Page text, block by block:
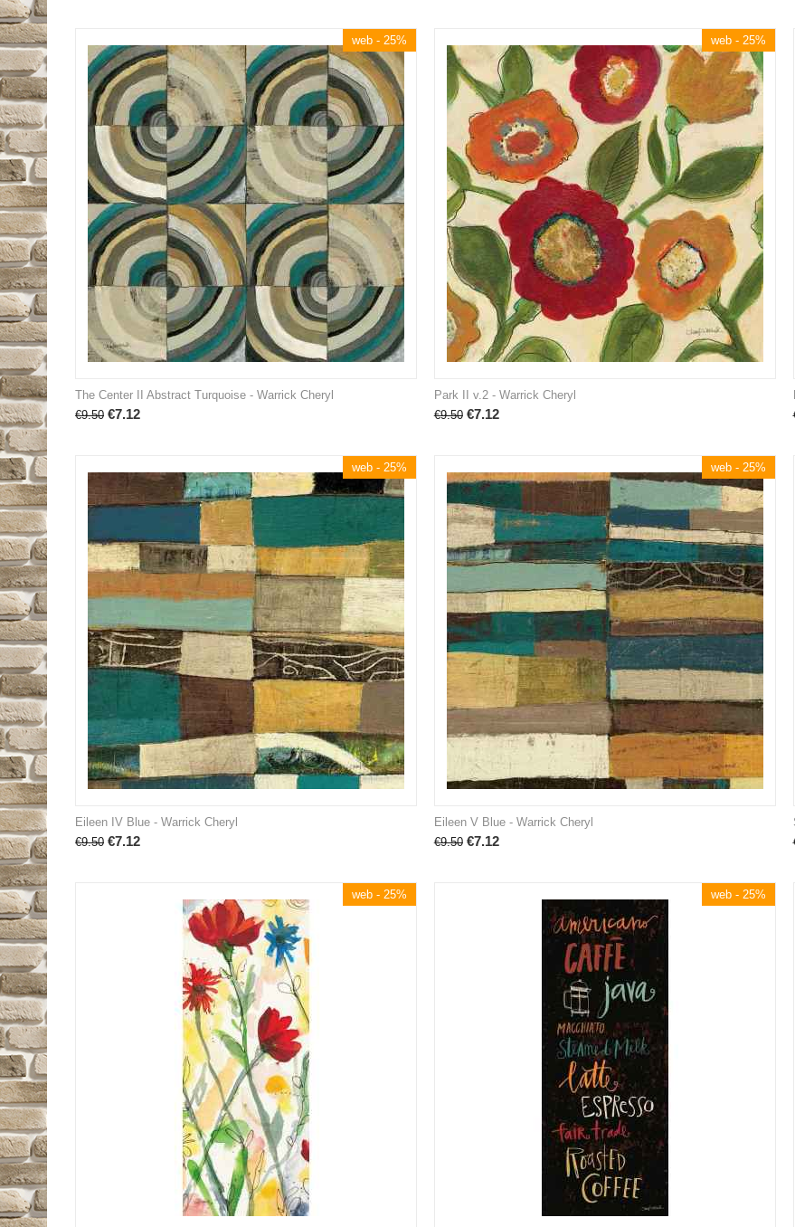
web - 25%
The Center II Abstract Turquoise - Warrick Cheryl
€9.50 €7.12
web - 25%
Park II v.2 - Warrick Cheryl
€9.50 €7.12
web - 25%
Eileen IV Blue - Warrick Cheryl
€9.50 €7.12
web - 25%
Eileen V Blue - Warrick Cheryl
€9.50 €7.12
web - 25% web - 25%